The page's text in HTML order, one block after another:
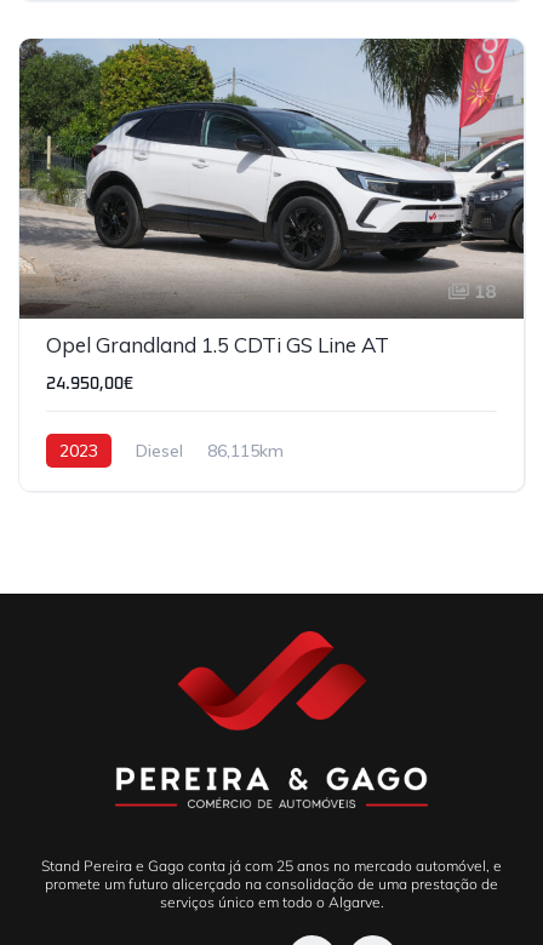
18
Opel Grandland 1.5 CDTi GS Line AT
24.950,00€
2023 Diesel 86,115km
Stand Pereira e Gago conta já com 25 anos no mercado automóvel, e
promete um futuro alicerçado na consolidação de uma prestação de
serviços único em todo o Algarve.